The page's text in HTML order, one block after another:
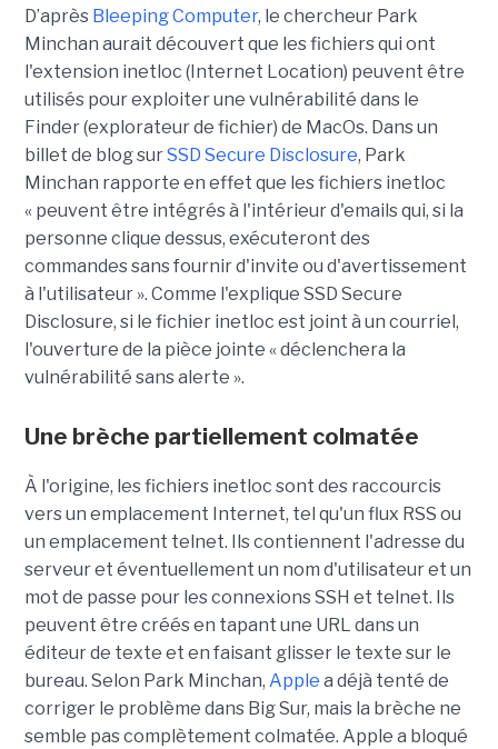
D’après Bleeping Computer, le chercheur Park
Minchan aurait découvert que les fichiers qui ont
l'extension inetloc (Internet Location) peuvent être
utilisés pour exploiter une vulnérabilité dans le
Finder (explorateur de fichier) de MacOs. Dans un
billet de blog surSSD Secure Disclosure, Park
Minchan rapporte en effet que les fichiers inetloc
« peuvent être intégrés à l'intérieur d'emails qui, si la
personne clique dessus, exécuteront des
commandes sans fournir d'invite ou d'avertissement
à l'utilisateur ». Comme l'explique SSD Secure
Disclosure, si le fichier inetloc est joint à un courriel,
l'ouverture de la pièce jointe « déclenchera la
vulnérabilité sans alerte ».
Une brèche partiellement colmatée
À l'origine, les fichiers inetloc sont des raccourcis
vers un emplacement Internet, tel qu'un flux RSS ou
un emplacement telnet. Ils contiennent l'adresse du
serveur et éventuellement un nom d'utilisateur et un
mot de passe pour les connexions SSH et telnet. Ils
peuvent être créés en tapant une URL dans un
éditeur de texte et en faisant glisser le texte sur le
bureau. Selon Park Minchan, Apple a déjà tenté de
corriger le problème dans Big Sur, mais la brèche ne
semble pas complètement colmatée. Apple a bloqué